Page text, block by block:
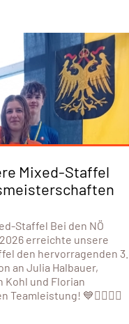
Mixed-Staffel
Staffel Bei den NÖ
erreichte unsere
den hervorragenden 3.
an Julia Halbauer,
Kohl und Florian
Teamleistung! 💙🏊‍♀️🏊‍♂️